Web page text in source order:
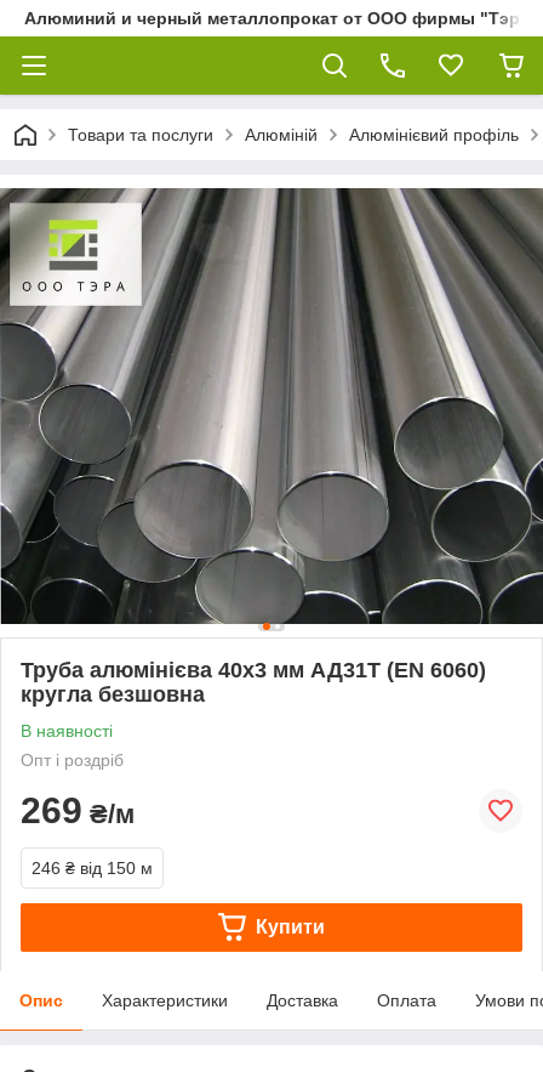
Алюминий и черный металлопрокат от ООО фирмы "Тэра"
Товари та послуги Алюміній Алюмінієвий профіль
Труба алюмінієва 40х3 мм АД31Т (EN 6060)
кругла безшовна
В наявності
Опт і роздріб
269 ₴/м
246 ₴ від 150 м
Купити
Опис Характеристики Доставка Оплата Умови